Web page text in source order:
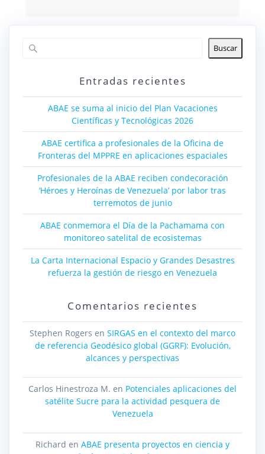
Buscar
Entradas recientes
ABAE se suma al inicio del Plan Vacaciones
Científicas y Tecnológicas 2026
ABAE certifica a profesionales de la Oficina de
Fronteras del MPPRE en aplicaciones espaciales
Profesionales de la ABAE reciben condecoración
‘Héroes y Heroínas de Venezuela’ por labor tras
terremotos de junio
ABAE conmemora el Día de la Pachamama con
monitoreo satelital de ecosistemas
La Carta Internacional Espacio y Grandes Desastres
refuerza la gestión de riesgo en Venezuela
Comentarios recientes
Stephen Rogers en SIRGAS en el contexto del marco
de referencia Geodésico global (GGRF): Evolución,
alcances y perspectivas
Carlos Hinestroza M. en Potenciales aplicaciones del
satélite Sucre para la actividad pesquera de
Venezuela
Richard en ABAE presenta proyectos en ciencia y